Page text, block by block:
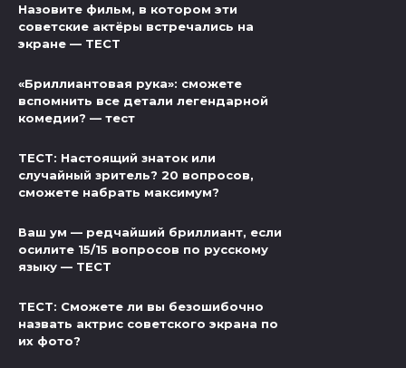
Назовите фильм, в котором эти
советские актёры встречались на
экране — ТЕСТ
«Бриллиантовая рука»: сможете
вспомнить все детали легендарной
комедии? — тест
ТЕСТ: Настоящий знаток или
случайный зритель? 20 вопросов,
сможете набрать максимум?
Ваш ум — редчайший бриллиант, если
осилите 15/15 вопросов по русскому
языку — ТЕСТ
ТЕСТ: Сможете ли вы безошибочно
назвать актрис советского экрана по
их фото?